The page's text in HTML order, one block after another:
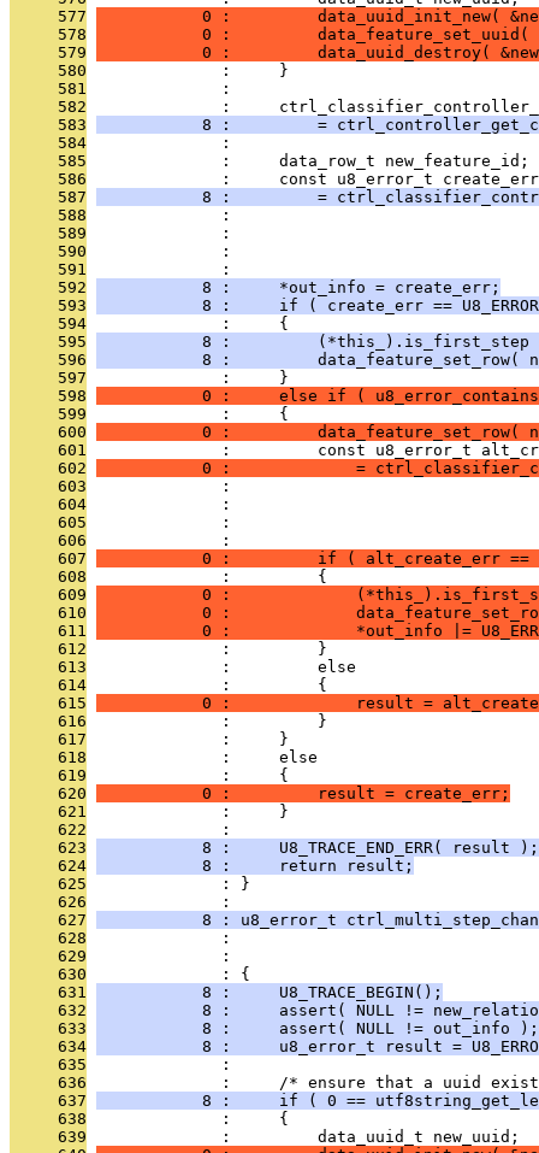
     577
0 :         data_uuid_init_new(
     578
0 :
     579
0 :         data_uuid_destroy(
     580
              :     }
     581
              :
     582
:
     583
8 :         =
     584
              :
     585
              :     data_row_t new_feature_id;
     586
              :     const u8_error_t create_err
     587
8 :         =
     588
:
     589
:
     590
:
     591
:
     592
           8 :     *out_info = create_err;
     593
8 :     if ( create_err ==
     594
              :     {
     595
8 :
     596
8 :         data_feature_set_row(
     597
              :     }
     598
0 :     else if (
     599
              :     {
     600
0 :         data_feature_set_row(
     601
:         const u8_error_t
     602
0 :             =
     603
:
     604
:
     605
:
     606
:
     607
0 :         if ( alt_create_err ==
     608
              :         {
     609
0 :
     610
0 :
     611
0 :             *out_info |=
     612
              :         }
     613
              :         else
     614
              :         {
     615
0 :             result =
     616
              :         }
     617
              :     }
     618
              :     else
     619
              :     {
     620
           0 :         result = create_err;
     621
              :     }
     622
              :
     623
           8 :     U8_TRACE_END_ERR( result );
     624
           8 :     return result;
     625
              : }
     626
              :
     627
8 : u8_error_t
     628
:
     629
:
     630
              : {
     631
           8 :     U8_TRACE_BEGIN();
     632
8 :     assert( NULL !=
     633
           8 :     assert( NULL != out_info );
     634
8 :     u8_error_t result =
     635
              :
     636
:     /* ensure that a uuid
     637
8 :     if ( 0 ==
     638
              :     {
     639
              :         data_uuid_t new_uuid;